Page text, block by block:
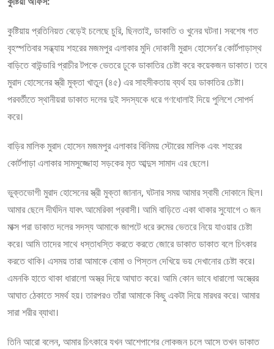
কুষ্টিয়ায় প্রতিনিয়ত বেড়েই চলেছে চুরি, ছিনতাই, ডাকাতি ও খুনের ঘটনা। সবশেষ গত
বৃহস্পতিবার সন্ধ্যায় শহরের মজমপুর এলাকার মুদি দোকানী মুরাদ হোসেন’র কোর্টপাড়াস্থ
বাড়িতে বাউন্ডারি প্রাচীর টপকে ভেতরে ঢুকে ডাকাতির চেষ্টা করে কয়েকজন ডাকাত। তবে
মুরাদ হোসেনের স্ত্রী মুক্তা খাতুন (৪৫) এর সাহসীকতায় ব্যর্থ হয় ডাকাতির চেষ্টা।
পরবর্তীতে স্থানীয়রা ডাকাত দলের দুই সদস্যকে ধরে গণধোলাই দিয়ে পুলিশে সোপর্দ
করে।
বাড়ির মালিক মুরাদ হোসেন মজমপুর এলাকার বিনিময় স্টোরের মালিক এবং শহরের
কোর্টপাড়া এলাকার সামসুজ্জোহা সড়কের মৃত আব্দুস সামাদ এর ছেলে।
ভুক্তভোগী মুরাদ হোসেনের স্ত্রী মুক্তা জানান, ঘটনার সময় আমার স্বামী দোকানে ছিল।
আমার ছেলে দীর্ঘদিন যাবৎ আমেরিকা প্রবাসী। আমি বাড়িতে একা থাকার সুযোগে ৩ জন
মাক্স পরা ডাকাত দলের সদস্য আমাকে জাপটে ধরে রুমের ভেতরে নিয়ে যাওয়ার চেষ্টা
করে। আমি তাদের সাথে ধস্তাধস্তি করতে করতে জোরে ডাকাত ডাকাত বলে চিৎকার
করতে থাকি। এসময় তারা আমাকে বোমা ও পিস্তল দেখিয়ে ভয় দেখানোর চেষ্টা করে।
এমনকি হাতে থাকা ধারালো অস্ত্র দিয়ে আঘাত করে। আমি কোন ভাবে ধারালো অস্ত্রের
আঘাত ঠেকাতে সমর্থ হয়। তারপরও তাঁরা আমাকে কিছু একটা দিয়ে মারধর করে। আমার
সারা শরীর ব্যাথা।
তিনি আরো বলেন, আমার চিৎকারে যখন আশেপাশের লোকজন চলে আসে তখন ডাকাত